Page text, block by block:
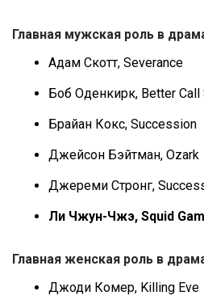
Главная мужская роль в
Адам Скотт, Severance
Боб Оденкирк, Better Call
Брайан Кокс, Succession
Джейсон Бэйтман, Ozark
Джереми Стронг,
Ли Чжун-Чжэ, Squid
Главная женская роль в
Джоди Комер, Killing Eve